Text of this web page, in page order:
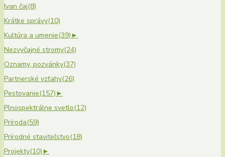
Ivan čaj(8)
Krátke správy(10)
Kultúra a umenie(39)►
Nezvyčajné stromy(24)
Oznamy, pozvánky(37)
Partnerské vzťahy(26)
Pestovanie(157)►
Plnospektrálne svetlo(12)
Príroda(59)
Prírodné staviteľstvo(18)
Projekty(10)►